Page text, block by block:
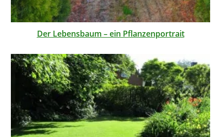
Der Lebensbaum – ein Pflanzenportrait